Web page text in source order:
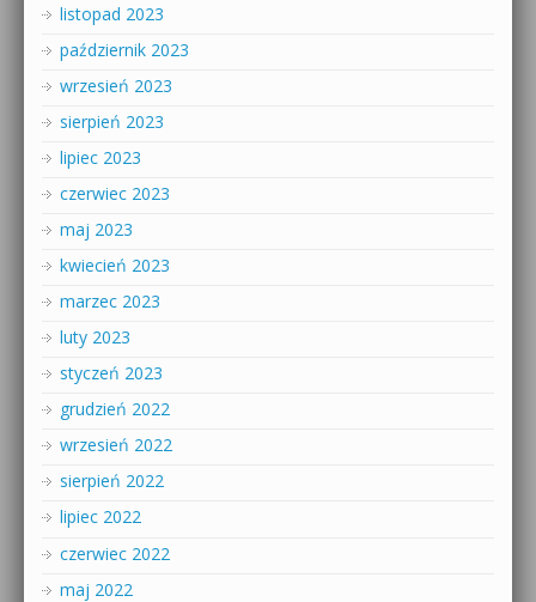
listopad 2023
październik 2023
wrzesień 2023
sierpień 2023
lipiec 2023
czerwiec 2023
maj 2023
kwiecień 2023
marzec 2023
luty 2023
styczeń 2023
grudzień 2022
wrzesień 2022
sierpień 2022
lipiec 2022
czerwiec 2022
maj 2022